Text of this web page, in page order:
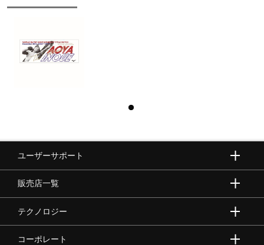
ユーザーサポート
販売店一覧
テクノロジー
コーポレート